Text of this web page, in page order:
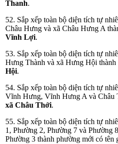
Thanh.
52. Sắp xếp toàn bộ diện tích tự
Châu Hưng và xã Châu Hưng A
Vĩnh Lợi.
53. Sắp xếp toàn bộ diện tích tự
Hưng Thành và xã Hưng Hội thành
Hội.
54. Sắp xếp toàn bộ diện tích tự
Vĩnh Hưng, Vĩnh Hưng A và Châu
xã Châu Thới.
55. Sắp xếp toàn bộ diện tích tự
1, Phường 2, Phường 7 và Phường
Phường 3 thành phường mới có tên